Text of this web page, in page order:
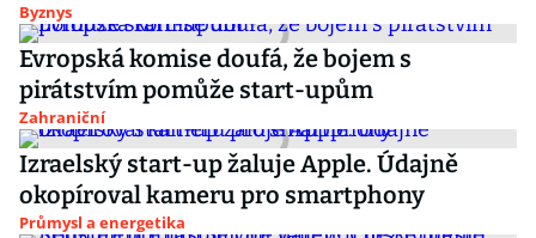
Byznys
Evropská komise doufá, že bojem s
pirátstvím pomůže start-upům
Zahraniční
Izraelský start-up žaluje Apple. Údajně
okopíroval kameru pro smartphony
Průmysl a energetika